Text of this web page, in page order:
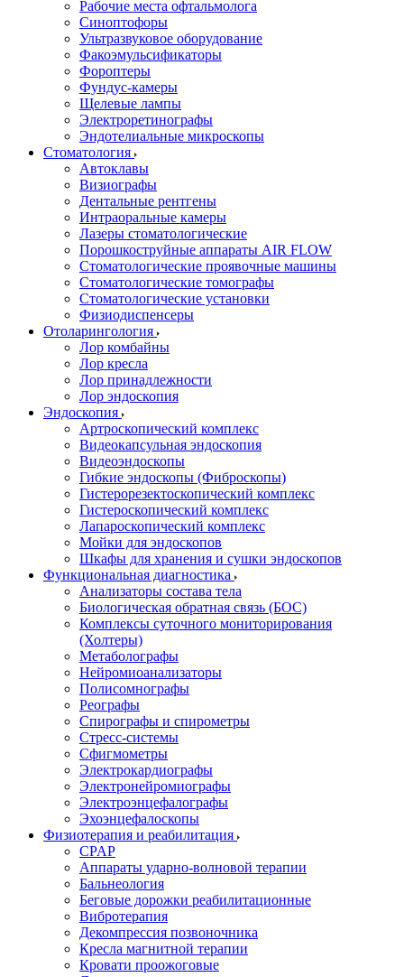
Рабочие места офтальмолога
Синоптофоры
Ультразвуковое оборудование
Факоэмульсификаторы
Фороптеры
Фундус-камеры
Щелевые лампы
Электроретинографы
Эндотелиальные микроскопы
Стоматология
Автоклавы
Визиографы
Дентальные рентгены
Интраоральные камеры
Лазеры стоматологические
Порошкоструйные аппараты AIR FLOW
Стоматологические проявочные машины
Стоматологические томографы
Стоматологические установки
Физиодиспенсеры
Отоларингология
Лор комбайны
Лор кресла
Лор принадлежности
Лор эндоскопия
Эндоскопия
Артроскопический комплекс
Видеокапсульная эндоскопия
Видеоэндоскопы
Гибкие эндоскопы (Фиброcкопы)
Гистерорезектоскопический комплекс
Гистероскопический комплекс
Лапароскопический комплекс
Мойки для эндоскопов
Шкафы для хранения и сушки эндоскопов
Функциональная диагностика
Анализаторы состава тела
Биологическая обратная связь (БОС)
Комплексы суточного мониторирования
(Холтеры)
Метаболографы
Нейромиоанализаторы
Полисомнографы
Реографы
Спирографы и спирометры
Стресс-системы
Сфигмометры
Электрокардиографы
Электронейромиографы
Электроэнцефалографы
Эхоэнцефалоскопы
Физиотерапия и реабилитация
CPAP
Аппараты ударно-волновой терапии
Бальнеология
Беговые дорожки реабилитационные
Вибротерапия
Декомпрессия позвоночника
Кресла магнитной терапии
Кровати проожоговые